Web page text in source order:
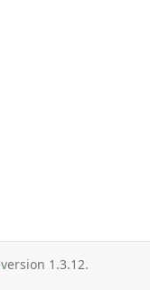
version 1.3.12.